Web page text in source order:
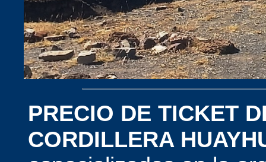
PRECIO DE TICKET
CORDILLERA